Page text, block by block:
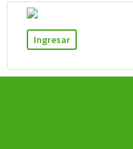
Ingresar